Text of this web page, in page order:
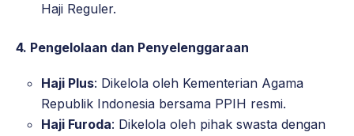
Haji Reguler.
4. Pengelolaan dan Penyelenggaraan
Haji Plus: Dikelola oleh Kementerian Agama
Republik Indonesia bersama PPIH resmi.
Haji Furoda: Dikelola oleh pihak swasta dengan